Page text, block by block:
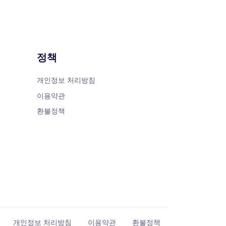
정책
개인정보 처리방침
이용약관
환불정책
개인정보 처리방침 이용약관 환불정책